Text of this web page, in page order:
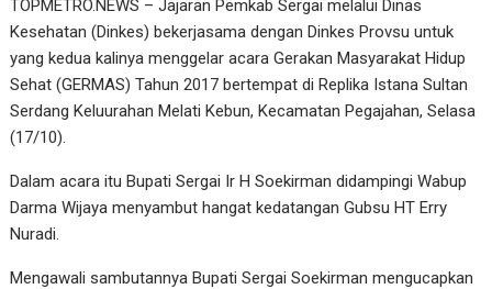
TOPMETRO.NEWS – Jajaran Pemkab Sergai melalui Dinas
Kesehatan (Dinkes) bekerjasama dengan Dinkes Provsu untuk
yang kedua kalinya menggelar acara Gerakan Masyarakat Hidup
Sehat (GERMAS) Tahun 2017 bertempat di Replika Istana Sultan
Serdang Keluurahan Melati Kebun, Kecamatan Pegajahan, Selasa
(17/10).
Dalam acara itu Bupati Sergai Ir H Soekirman didampingi Wabup
Darma Wijaya menyambut hangat kedatangan Gubsu HT Erry
Nuradi.
Mengawali sambutannya Bupati Sergai Soekirman mengucapkan